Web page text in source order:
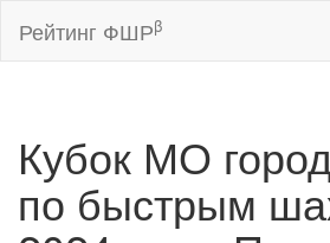
Рейтинг ФШРβ
Кубок МО
по быстрым